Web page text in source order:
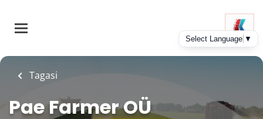
main
Tagasi
Pae Farmer OÜ